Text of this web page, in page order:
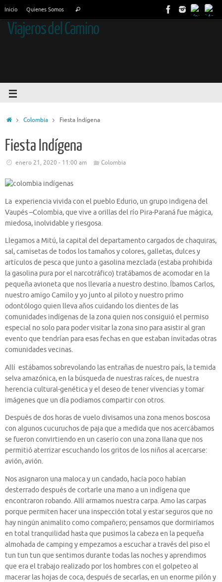
Inicio Quienes Somos
Viajeros del Camino
Colombia Fiesta Indígena
Fiesta Indígena
enero 21, 2020 - 11:00 am Colombia
La experiencia vivida con el pueblo Edurio, un grupo indigena del
Vaupés –Colombia, que vive a orillas del río Pira-Paraná fue mágica,
miedosa, inolvidable y riesgosa.
Llegamos a Mitú, la capital del departamento cargados de chaquiras,
sal, camisetas de todos los tamaños y colores, galletas, dulces y
artículos de pesca que junto a gasolina mezclada (estaba prohibida
la gasolina pura por el narcotráfico) tratábamos de acomodar en la
pequeña avioneta que nos llevaría a nuestro destino. Íbamos Carlos,
nuestro amigo Camilo y yo junto al piloto y nuestro primo
odontólogo quien lleva años cuidando los dientes de las
comunidades indígenas de la zona quien nos consiguió el permiso
especial no solo para poder visitar la zona sino para asistir al gran
evento que tendrían para esas fechas en que estaban invitadas otras
comunidades vecinas.
Allí estábamos sobrevolando las entrañas de nuestro país, la temida
selva amazónica, en la búsqueda de nuestras raíces, de nuestra
herencia cultural-genética y el deseo de tener vivencias y tomar
imágenes que un día podíamos compartir con otros.
Después de dos horas de vuelo divisamos una zona menos boscosa
con algunos cucuruchos de paja que a medida que nos acercábamos
se fueron convirtiendo en un caserío con una zona llana que nos
permitió aterrizar escuchando los gritos de los niños al acercarse:
avión, avión.
Nos asignaron una maloca y un candado, hacía poco habían
desterrado después de cortarle una mano a un indígena que
encontraron robando. Allí armamos nuestra carpa. Amo las carpas
porque permiten hacer una inspección total y estar seguros que no
hay ningún animalito como compañero; pensamos que dormiríamos
en total tranquilidad hasta que pusimos la cabeza en la pequeña
almohada de camping y empezamos a escuchar a través del piso el
tun tun tun que sentimos durante todas las noches y aprendimos
que era el trabajo realizado por los hombres con el golpeteo al
macerar las hojas de coca, después de secarlas, en un enorme pilón y